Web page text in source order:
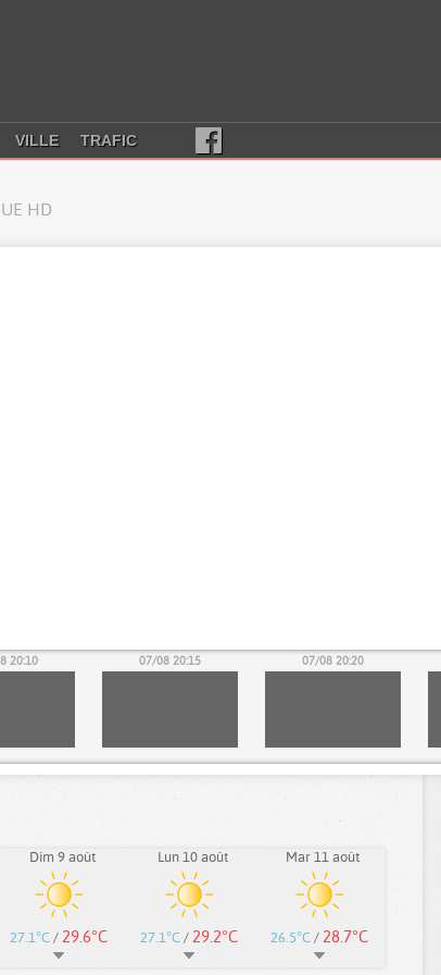
VILLE TRAFIC
HD
20:10 07/08 20:15 07/08 20:20
Dim 9 août
27.1°C / 29.6°C
Lun 10 août
27.1°C / 29.2°C
Mar 11 août
26.5°C / 28.7°C